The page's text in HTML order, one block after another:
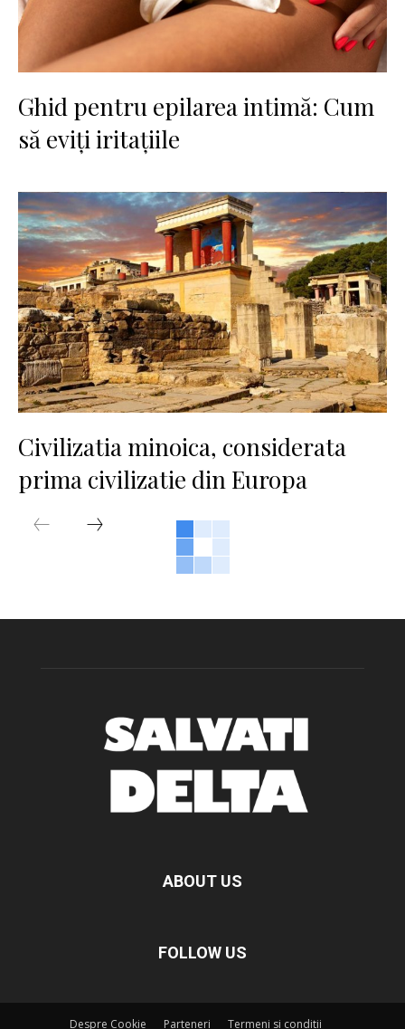
Ghid pentru epilarea intimă: Cum
să eviți iritațiile
Civilizatia minoica, considerata
prima civilizatie din Europa
ABOUT US
FOLLOW US
Despre Cookie Parteneri Termeni si conditii